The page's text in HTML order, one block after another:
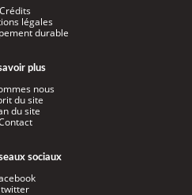
Crédits
légales
durable
plus
nous
du site
du site
sociaux
twitter